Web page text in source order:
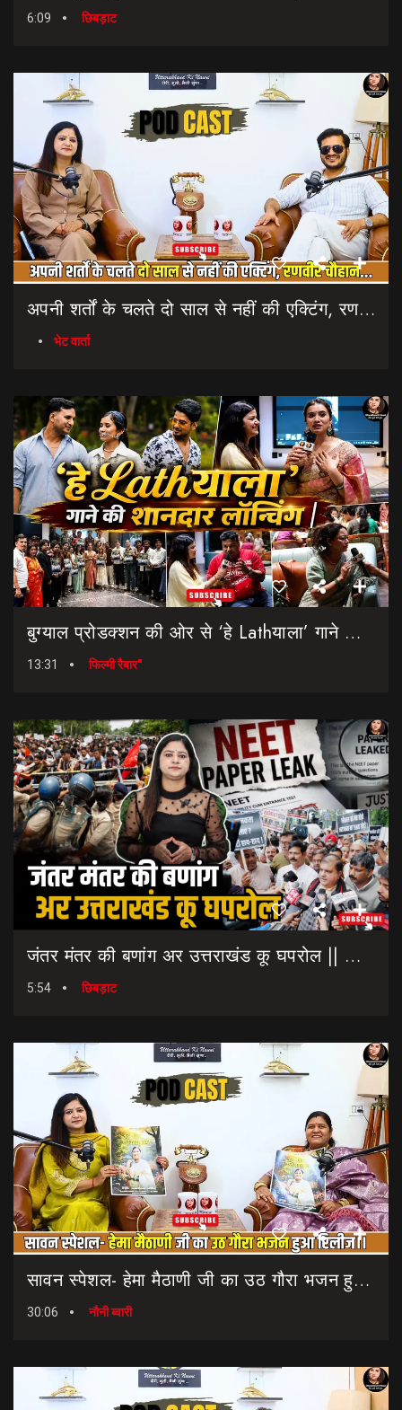
6:09 छिबड़ाट
अपनी शर्तों के चलते दो साल से नहीं की एक्टिंग, रणवीर चौहान || Uttarakhand Cinema Untold Secrets
भेट वार्ता
बुग्याल प्रोडक्शन की ओर से ‘हे Lathयाला’ गाने की शानदार लॉन्चिंग || Hey Lathyala || Garhwali Song
13:31 फिल्मी रैबार"
जंतर मंतर की बणांग अर उत्तराखंड कू घपरोल || NEET Paper Leak || Dharmendra Pradhan Resigns
5:54 छिबड़ाट
सावन स्पेशल- हेमा मैठाणी जी का उठ गौरा भजन हुआ रिलीज।। Sawan Special Bhajan || Uth Gaura Bhajan
30:06 नौनी ब्वारी